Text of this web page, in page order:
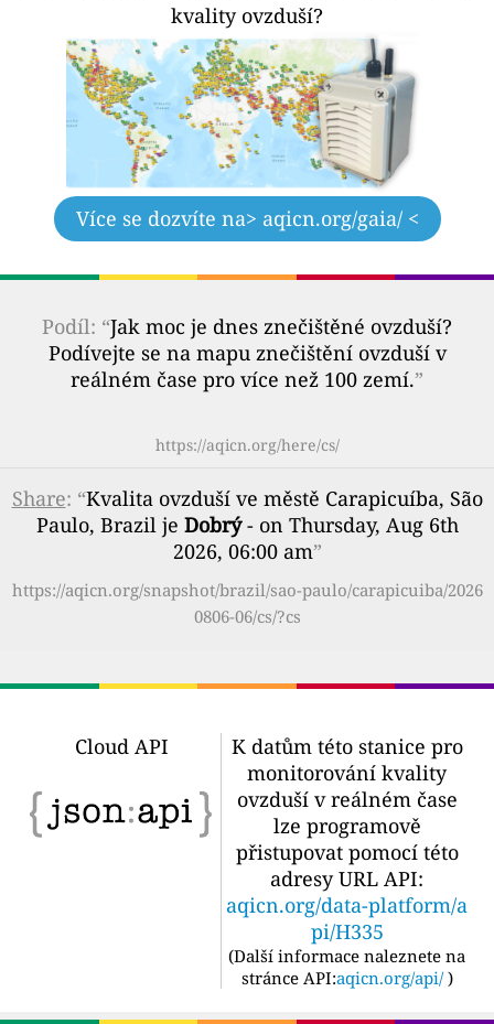
kvality ovzduší?
Více se dozvíte na> aqicn.org/gaia/ <
Podíl: “Jak moc je dnes znečištěné ovzduší?
Podívejte se na mapu znečištění ovzduší v
reálném čase pro více než 100 zemí.”
https://aqicn.org/here/cs/
Share: “Kvalita ovzduší ve městě Carapicuíba, São
Paulo, Brazil je Dobrý- on Thursday, Aug 6th
2026, 06:00 am”
https://aqicn.org/snapshot/brazil/sao-paulo/carapicuiba/2026
0806-06/cs/?cs
Cloud API
K datům této stanice pro
monitorování kvality
ovzduší v reálném čase
lze programově
přistupovat pomocí této
adresy URL API:
aqicn.org/data-platform/a
pi/H335
(Další informace naleznete na
stránce API:aqicn.org/api/ )